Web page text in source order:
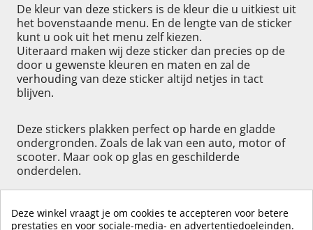
De kleur van deze stickers is de kleur die u uitkiest uit
het bovenstaande menu. En de lengte van de sticker
kunt u ook uit het menu zelf kiezen.
Uiteraard maken wij deze sticker dan precies op de
door u gewenste kleuren en maten en zal de
verhouding van deze sticker altijd netjes in tact
blijven.
Deze stickers plakken perfect op harde en gladde
ondergronden. Zoals de lak van een auto, motor of
scooter. Maar ook op glas en geschilderde
onderdelen.
Deze winkel vraagt je om cookies te accepteren voor betere
prestaties en voor sociale-media- en advertentiedoeleinden.